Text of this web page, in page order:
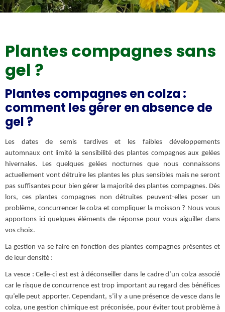
Plantes compagnes sans
gel ?
Plantes compagnes en colza :
comment les gérer en absence de
gel ?
Les dates de semis tardives et les faibles développements
automnaux ont limité la sensibilité des plantes compagnes aux gelées
hivernales. Les quelques gelées nocturnes que nous connaissons
actuellement vont détruire les plantes les plus sensibles mais ne seront
pas suffisantes pour bien gérer la majorité des plantes compagnes. Dès
lors, ces plantes compagnes non détruites peuvent-elles poser un
problème, concurrencer le colza et compliquer la moisson ? Nous vous
apportons ici quelques éléments de réponse pour vous aiguiller dans
vos choix.
La gestion va se faire en fonction des plantes compagnes présentes et
de leur densité :
La vesce : Celle-ci est est à déconseiller dans le cadre d’un colza associé
car le risque de concurrence est trop important au regard des bénéfices
qu’elle peut apporter. Cependant, s’il y a une présence de vesce dans le
colza, une gestion chimique est préconisée, pour éviter tout problème à